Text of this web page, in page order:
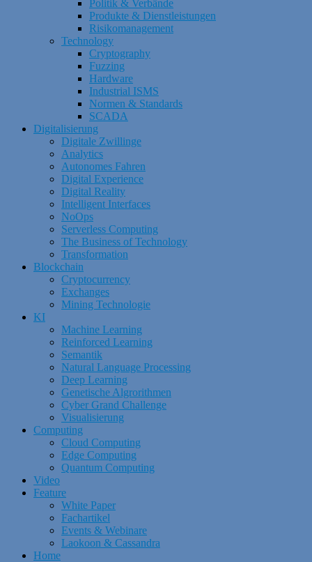
Politik & Verbände
Produkte & Dienstleistungen
Risikomanagement
Technology
Cryptography
Fuzzing
Hardware
Industrial ISMS
Normen & Standards
SCADA
Digitalisierung
Digitale Zwillinge
Analytics
Autonomes Fahren
Digital Experience
Digital Reality
Intelligent Interfaces
NoOps
Serverless Computing
The Business of Technology
Transformation
Blockchain
Cryptocurrency
Exchanges
Mining Technologie
KI
Machine Learning
Reinforced Learning
Semantik
Natural Language Processing
Deep Learning
Genetische Algrorithmen
Cyber Grand Challenge
Visualisierung
Computing
Cloud Computing
Edge Computing
Quantum Computing
Video
Feature
White Paper
Fachartikel
Events & Webinare
Laokoon & Cassandra
Home